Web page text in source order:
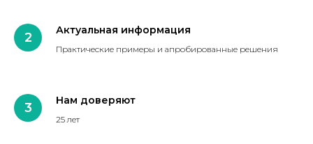
Актуальная информация
Практические примеры и апробированные решения
Нам доверяют
25 лет